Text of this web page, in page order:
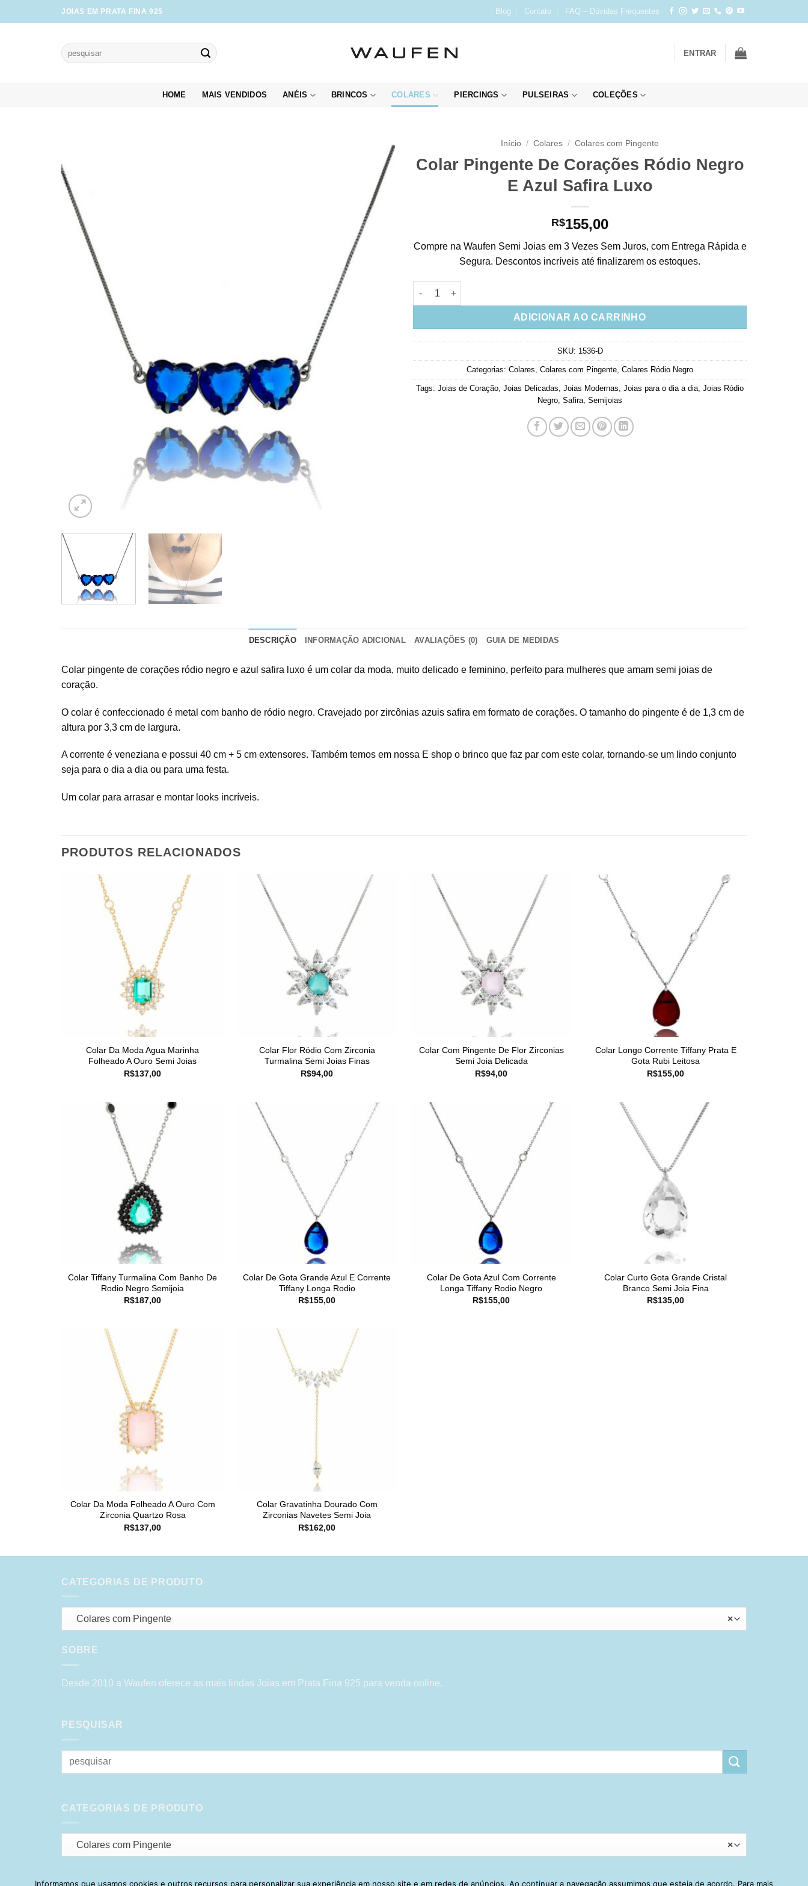
to
JOIAS EM PRATA FINA 925 Blog Contato FAQ – Dúvidas Frequentes
Pesquisar
por:
ENTRAR
HOME MAIS VENDIDOS ANÉIS BRINCOS COLARES PIERCINGS PULSEIRAS COLEÇÕES
Início / Colares / Colares com Pingente
Colar Pingente De Corações Ródio Negro
E Azul Safira Luxo
R$155,00
Compre na Waufen Semi Joias em 3 Vezes Sem Juros, com Entrega Rápida e
Segura. Descontos incríveis até finalizarem os estoques.
Colar Pingente De Corações Ródio Negro E Azul Safira Luxo quantidade
ADICIONAR AO CARRINHO
SKU: 1536-D
Categorias: Colares Colares com Pingente Colares Ródio Negro
Tags: Joias de Coração Joias Delicadas Joias Modernas Joias para o dia a dia Joias Ródio
Negro Safira Semijoias
DESCRIÇÃO INFORMAÇÃO ADICIONAL AVALIAÇÕES (0) GUIA DE MEDIDAS
Colar pingente de corações ródio negro e azul safira luxo é um colar da moda, muito delicado e feminino, perfeito para mulheres que amam semi joias de
coração.
O colar é confeccionado é metal com banho de ródio negro. Cravejado por zircônias azuis safira em formato de corações. O tamanho do pingente é de 1,3 cm de
altura por 3,3 cm de largura.
A corrente é veneziana e possui 40 cm + 5 cm extensores. Também temos em nossa E shop o brinco que faz par com este colar, tornando-se um lindo conjunto
seja para o dia a dia ou para uma festa.
Um colar para arrasar e montar looks incríveis.
PRODUTOS RELACIONADOS
Colar Da Moda Agua Marinha
Folheado A Ouro Semi Joias
R$137,00
Colar Flor Ródio Com Zirconia
Turmalina Semi Joias Finas
R$94,00
Colar Com Pingente De Flor Zirconias
Semi Joia Delicada
R$94,00
Colar Longo Corrente Tiffany Prata E
Gota Rubi Leitosa
R$155,00
Colar Tiffany Turmalina Com Banho De
Rodio Negro Semijoia
R$187,00
Colar De Gota Grande Azul E Corrente
Tiffany Longa Rodio
R$155,00
Colar De Gota Azul Com Corrente
Longa Tiffany Rodio Negro
R$155,00
Colar Curto Gota Grande Cristal
Branco Semi Joia Fina
R$135,00
Colar Da Moda Folheado A Ouro Com
Zirconia Quartzo Rosa
R$137,00
Colar Gravatinha Dourado Com
Zirconias Navetes Semi Joia
R$162,00
CATEGORIAS DE PRODUTO
×
Colares com Pingente
SOBRE
Desde 2010 a Waufen oferece as mais lindas Joias em Prata Fina 925 para venda online.
PESQUISAR
Pesquisar
CATEGORIAS DE PRODUTO
×
Colares com Pingente
Informamos que usamos cookies e outros recursos para personalizar sua experiência em nosso site e em redes de anúncios. Ao continuar a navegação assumimos que esteja de acordo. Para mais